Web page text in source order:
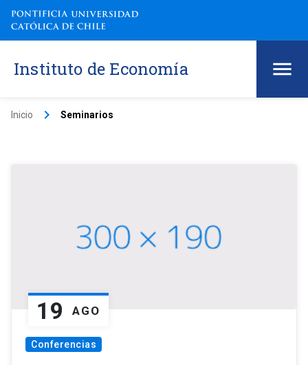
Instituto de Economía
Inicio keyboard_arrow_right Seminarios
19 AGO
Conferencias